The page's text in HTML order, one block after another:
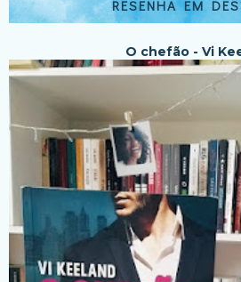
RESENHA EM
O chefão - Vi